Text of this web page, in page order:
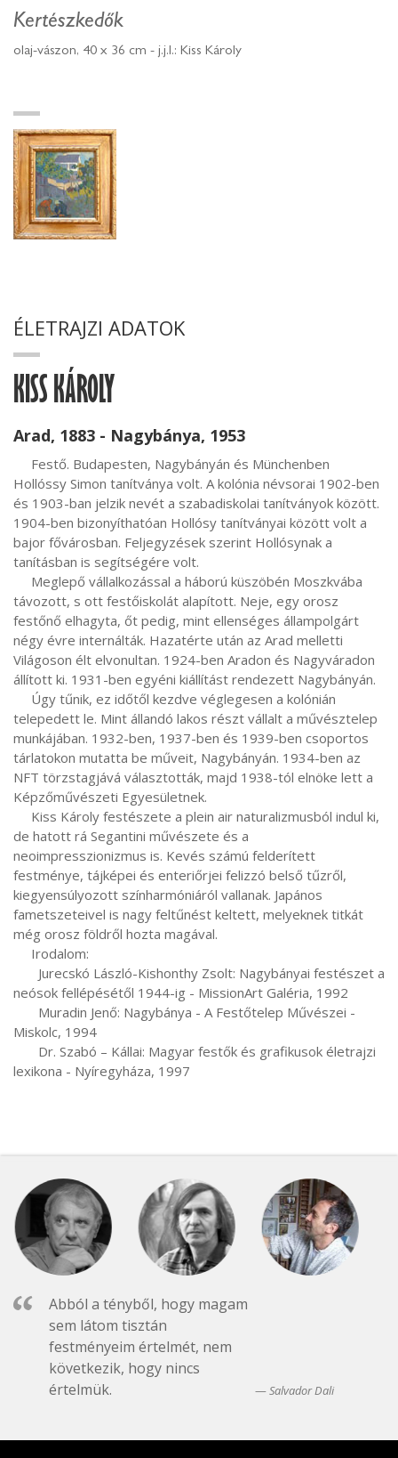
Kertészkedők
olaj-vászon, 40 x 36 cm - j.j.l.: Kiss Károly
ÉLETRAJZI ADATOK
KISS KÁROLY
Arad, 1883 - Nagybánya, 1953
Hollóssy Simon tanítványa volt. A kolónia névsorai 1902-ben
és 1903-ban jelzik nevét a szabadiskolai tanítványok között.
1904-ben bizonyíthatóan Hollósy tanítványai között volt a
bajor fővárosban. Feljegyzések szerint Hollósynak a
tanításban is segítségére volt.
távozott, s ott festőiskolát alapított. Neje, egy orosz
festőnő elhagyta, őt pedig, mint ellenséges állampolgárt
négy évre internálták. Hazatérte után az Arad melletti
Világoson élt elvonultan. 1924-ben Aradon és Nagyváradon
állított ki. 1931-ben egyéni kiállítást rendezett Nagybányán.
telepedett le. Mint állandó lakos részt vállalt a művésztelep
munkájában. 1932-ben, 1937-ben és 1939-ben csoportos
tárlatokon mutatta be műveit, Nagybányán. 1934-ben az
NFT törzstagjává választották, majd 1938-tól elnöke lett a
Képzőművészeti Egyesületnek.
de hatott rá Segantini művészete és a
neoimpresszionizmus is. Kevés számú felderített
festménye, tájképei és enteriőrjei felizzó belső tűzről,
kiegyensúlyozott színharmóniáról vallanak. Japános
fametszeteivel is nagy feltűnést keltett, melyeknek titkát
még orosz földről hozta magával.
neósok fellépésétől 1944-ig - MissionArt Galéria, 1992
Miskolc, 1994
lexikona - Nyíregyháza, 1997
Abból a tényből, hogy magam
sem látom tisztán
festményeim értelmét, nem
következik, hogy nincs
értelmük.
Salvador Dali